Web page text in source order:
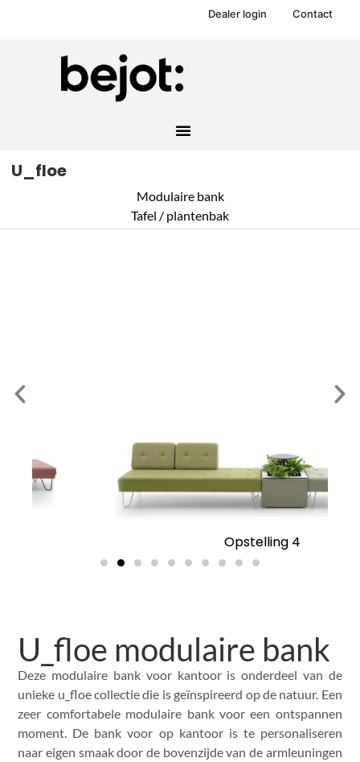
Dealer login Contact
U_floe
Modulaire bank
Tafel / plantenbak
U_floe modulaire bank
Deze modulaire bank voor kantoor is onderdeel van de
unieke u_floe collectie die is geïnspireerd op de natuur. Een
zeer comfortabele modulaire bank voor een ontspannen
moment. De bank voor op kantoor is te personaliseren
naar eigen smaak door de bovenzijde van de armleuningen